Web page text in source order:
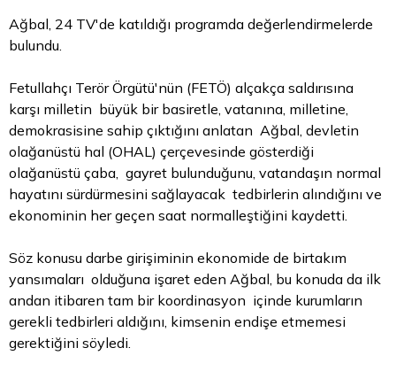
Ağbal, 24 TV'de katıldığı programda değerlendirmelerde
bulundu.
Fetullahçı Terör Örgütü'nün (FETÖ) alçakça saldırısına
karşı milletin büyük bir basiretle, vatanına, milletine,
demokrasisine sahip çıktığını anlatan Ağbal, devletin
olağanüstü hal (OHAL) çerçevesinde gösterdiği
olağanüstü çaba, gayret bulunduğunu, vatandaşın normal
hayatını sürdürmesini sağlayacak tedbirlerin alındığını ve
ekonominin her geçen saat normalleştiğini kaydetti.
Söz konusu darbe girişiminin ekonomide de birtakım
yansımaları olduğuna işaret eden Ağbal, bu konuda da ilk
andan itibaren tam bir koordinasyon içinde kurumların
gerekli tedbirleri aldığını, kimsenin endişe etmemesi
gerektiğini söyledi.